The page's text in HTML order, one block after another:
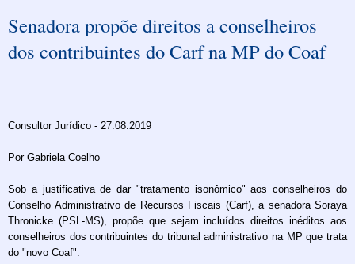
Senadora propõe direitos a conselheiros
dos contribuintes do Carf na MP do Coaf
Consultor Jurídico - 27.08.2019
Por Gabriela Coelho
Sob a justificativa de dar "tratamento isonômico" aos conselheiros do
Conselho Administrativo de Recursos Fiscais (Carf), a senadora Soraya
Thronicke (PSL-MS), propõe que sejam incluídos direitos inéditos aos
conselheiros dos contribuintes do tribunal administrativo na MP que trata
do "novo Coaf".